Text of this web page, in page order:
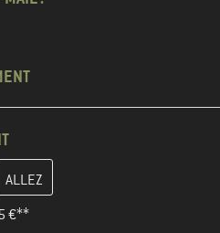
et créez votre compte client à la
€**